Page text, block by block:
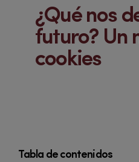
¿Qué nos
futuro? Un
cookies
Tabla de contenidos